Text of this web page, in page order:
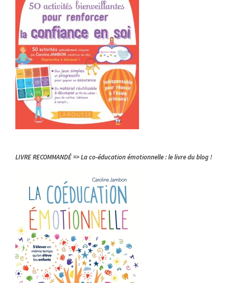
LIVRE RECOMMANDÉ => La co-éducation émotionnelle : le livre du blog !